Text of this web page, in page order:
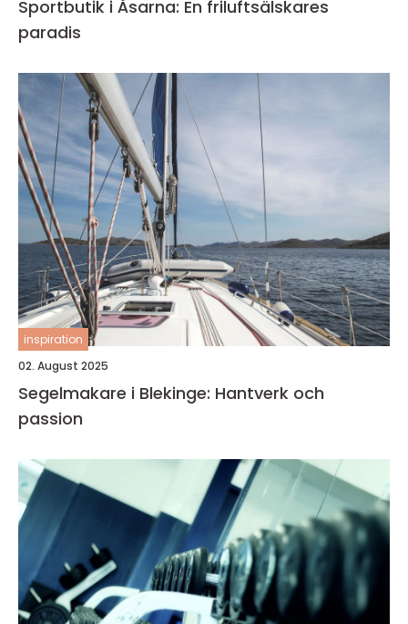
Sportbutik i Åsarna: En friluftsälskares
paradis
inspiration
02. August 2025
Segelmakare i Blekinge: Hantverk och
passion